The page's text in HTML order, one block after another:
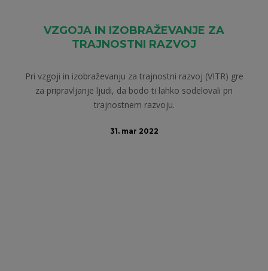
VZGOJA IN IZOBRAŽEVANJE ZA
TRAJNOSTNI RAZVOJ
Pri vzgoji in izobraževanju za trajnostni razvoj (VITR) gre
za pripravljanje ljudi, da bodo ti lahko sodelovali pri
trajnostnem razvoju.
31. mar 2022